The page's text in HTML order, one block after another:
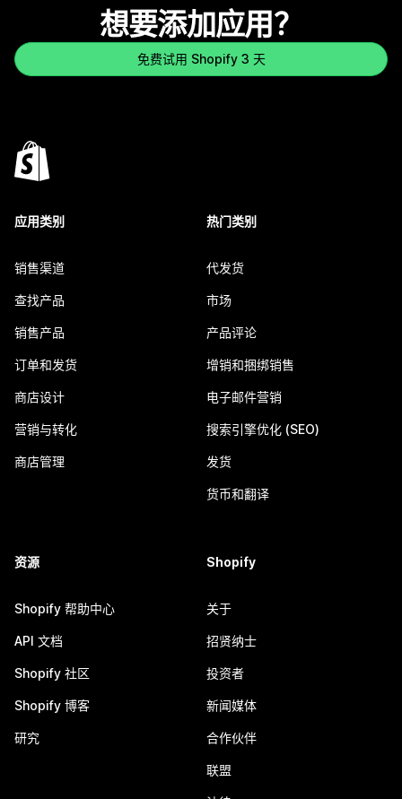
想要添加应用？
免费试用 Shopify 3 天
应用类别
销售渠道
查找产品
销售产品
订单和发货
商店设计
营销与转化
商店管理
热门类别
代发货
市场
产品评论
增销和捆绑销售
电子邮件营销
搜索引擎优化 (SEO)
发货
货币和翻译
资源
Shopify 帮助中心
API 文档
Shopify 社区
Shopify 博客
研究
Shopify
关于
招贤纳士
投资者
新闻媒体
合作伙伴
联盟